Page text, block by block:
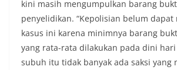
kini masih mengumpulkan barang
penyelidikan. “Kepolisian belum dapat
kasus ini karena minimnya barang
yang rata-rata dilakukan pada dini
subuh itu tidak banyak ada saksi yang